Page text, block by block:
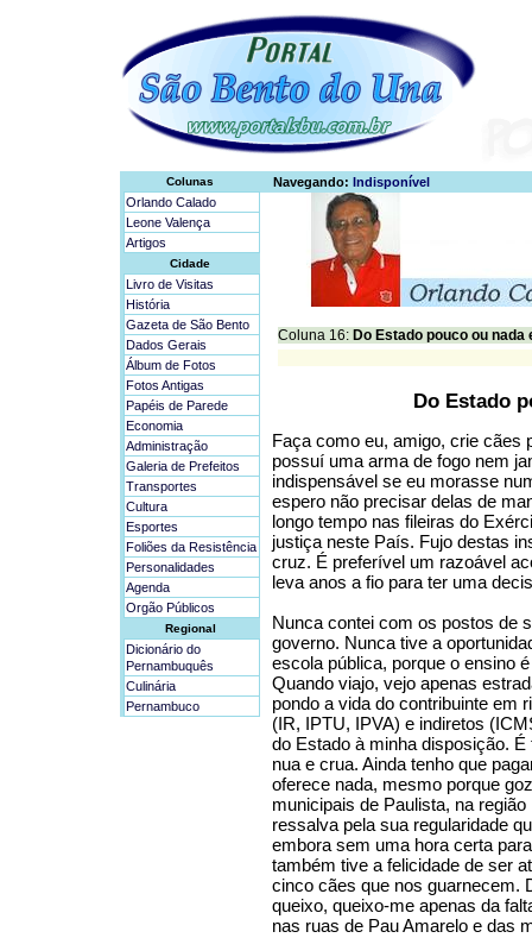
Colunas
Orlando Calado
Leone Valença
Artigos
Cidade
Livro de Visitas
História
Gazeta de São Bento
Dados Gerais
Álbum de Fotos
Fotos Antigas
Papéis de Parede
Economia
Administração
Galeria de Prefeitos
Transportes
Cultura
Esportes
Foliões da Resistência
Personalidades
Agenda
Orgão Públicos
Regional
Dicionário do
Pernambuquês
Culinária
Pernambuco
Navegando: Indisponível
Coluna 16: Do Estado pouco ou nada
Do Estado
Faça como eu, amigo, crie cães
possuí uma arma de fogo nem
indispensável se eu morasse
espero não precisar delas de
longo tempo nas fileiras do
justiça neste País. Fujo destas
cruz. É preferível um razoável
leva anos a fio para ter uma
Nunca contei com os postos de
governo. Nunca tive a
escola pública, porque o ensino
Quando viajo, vejo apenas
pondo a vida do contribuinte em
(IR, IPTU, IPVA) e indiretos
do Estado à minha disposição.
nua e crua. Ainda tenho que
oferece nada, mesmo porque
municipais de Paulista, na
ressalva pela sua regularidade
embora sem uma hora certa
também tive a felicidade de ser
cinco cães que nos guarnecem.
queixo, queixo-me apenas da
nas ruas de Pau Amarelo e das